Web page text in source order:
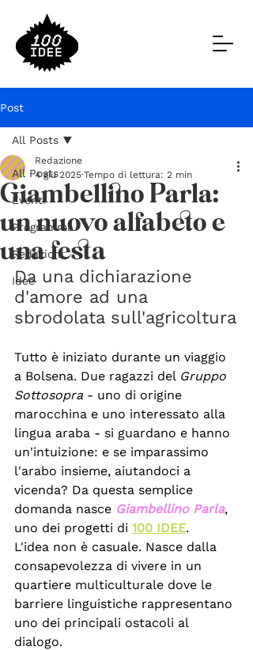
Post
All Posts
Eventi
Programma
Redazioni
Idee
All Posts
Giambellino Parla:
un nuovo alfabeto e
una festa
Redazione
4 giu 2025 Tempo di lettura: 2 min
Da una dichiarazione
d'amore ad una
sbrodolata sull'agricoltura
Tutto è iniziato durante un viaggio
a Bolsena. Due ragazzi del Gruppo
Sottosopra - uno di origine
marocchina e uno interessato alla
lingua araba - si guardano e hanno
un'intuizione: e se imparassimo
l'arabo insieme, aiutandoci a
vicenda? Da questa semplice
domanda nasce Giambellino Parla,
uno dei progetti di 100 IDEE.
L'idea non è casuale. Nasce dalla
consapevolezza di vivere in un
quartiere multiculturale dove le
barriere linguistiche rappresentano
uno dei principali ostacoli al
dialogo.